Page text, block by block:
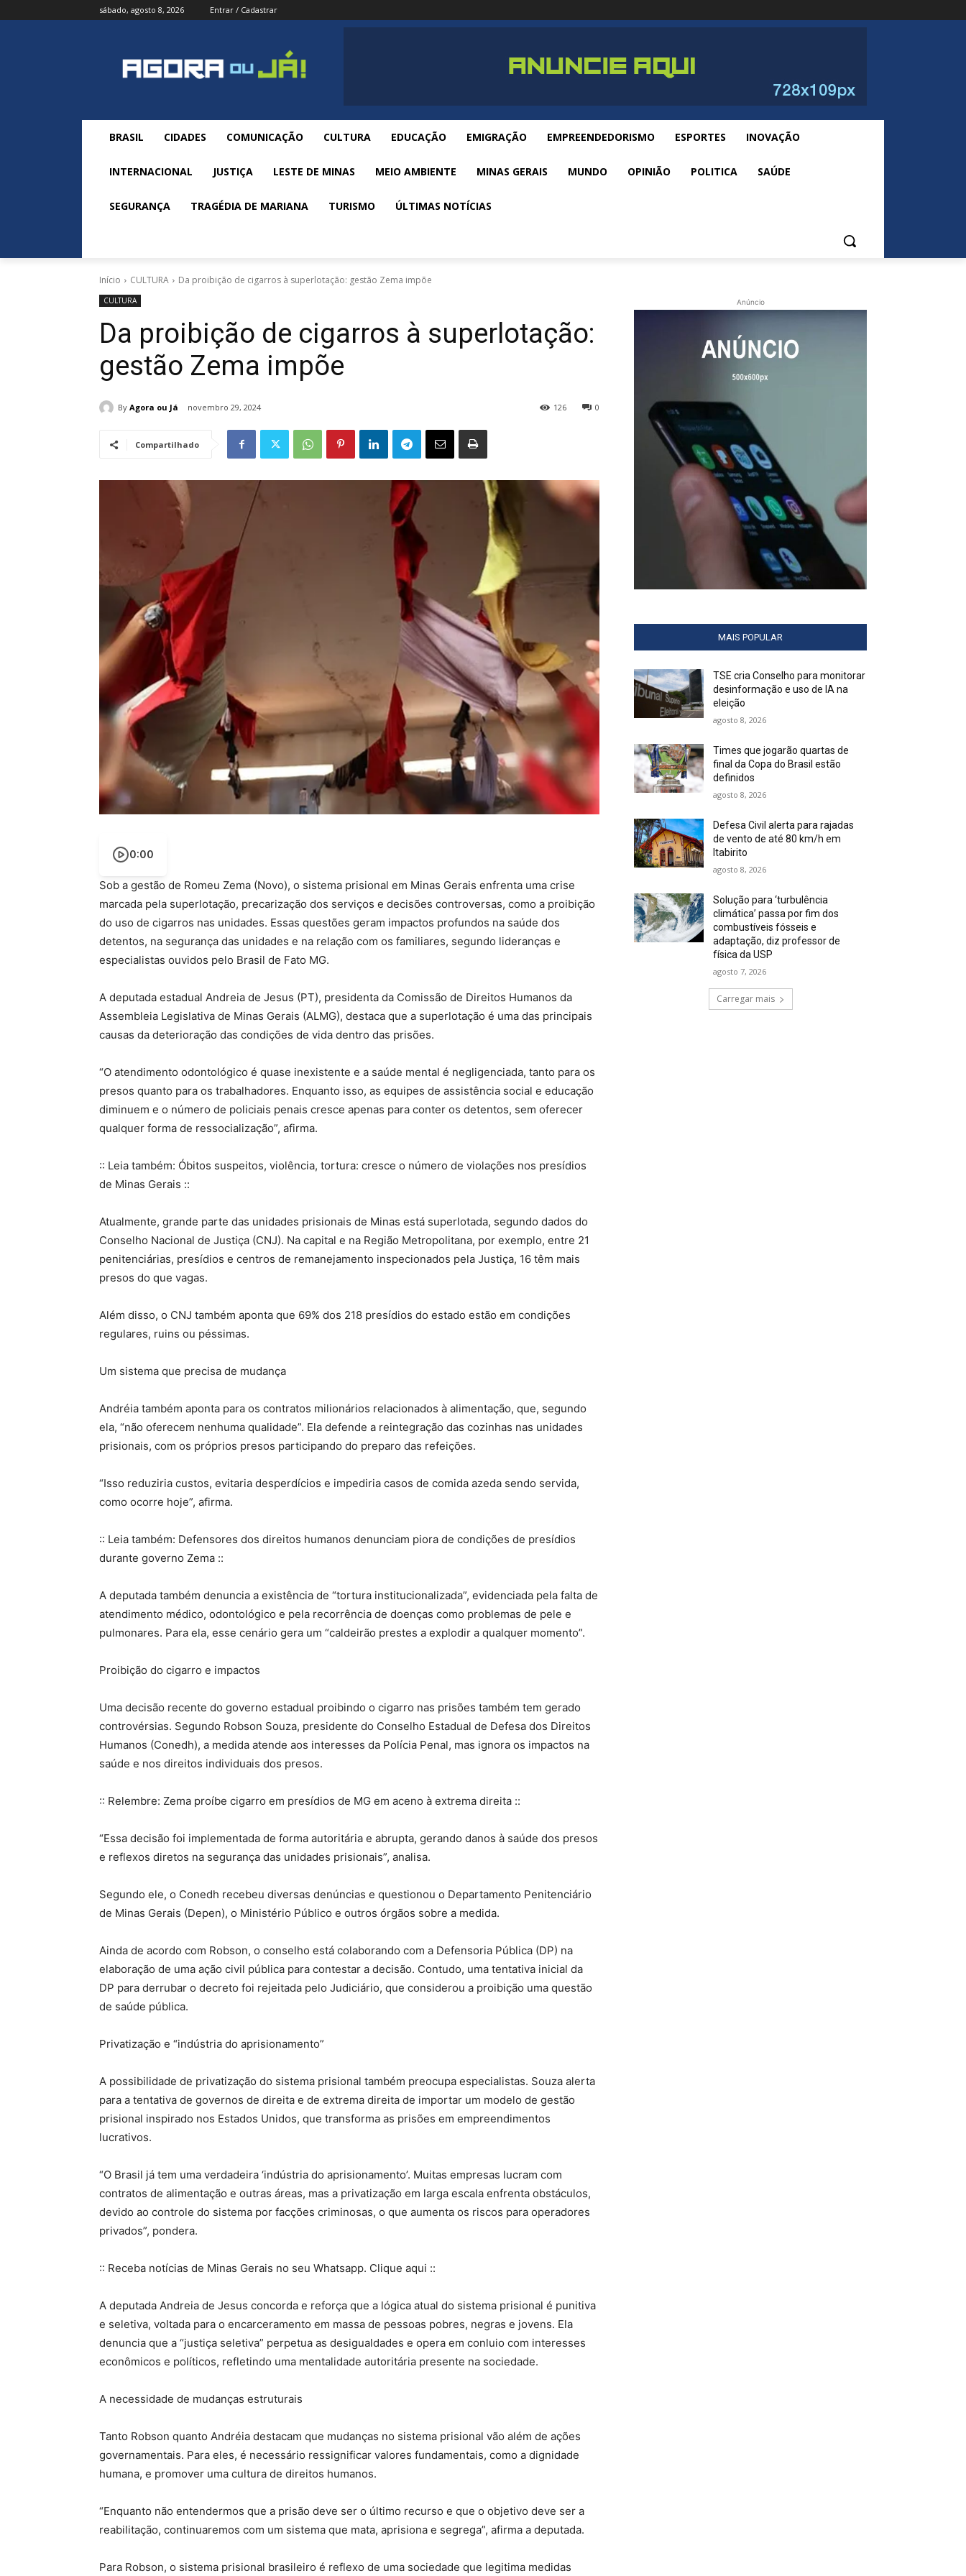
sábado, agosto 8, 2026 Entrar / Cadastrar
BRASIL CIDADES COMUNICAÇÃO CULTURA EDUCAÇÃO EMIGRAÇÃO EMPREENDEDORISMO ESPORTES INOVAÇÃO
INTERNACIONAL JUSTIÇA LESTE DE MINAS MEIO AMBIENTE MINAS GERAIS MUNDO OPINIÃO POLITICA SAÚDE
SEGURANÇA TRAGÉDIA DE MARIANA TURISMO ÚLTIMAS NOTÍCIAS
Início CULTURA Da proibição de cigarros à superlotação: gestão Zema impõe
CULTURA
Da proibição de cigarros à superlotação:
gestão Zema impõe
By Agora ou Já novembro 29, 2024 0
126
Compartilhado
0:00
Sob a gestão de Romeu Zema (Novo), o sistema prisional em Minas Gerais enfrenta uma crise
marcada pela superlotação, precarização dos serviços e decisões controversas, como a proibição
do uso de cigarros nas unidades. Essas questões geram impactos profundos na saúde dos
detentos, na segurança das unidades e na relação com os familiares, segundo lideranças e
especialistas ouvidos pelo Brasil de Fato MG.
A deputada estadual Andreia de Jesus (PT), presidenta da Comissão de Direitos Humanos da
Assembleia Legislativa de Minas Gerais (ALMG), destaca que a superlotação é uma das principais
causas da deterioração das condições de vida dentro das prisões.
“O atendimento odontológico é quase inexistente e a saúde mental é negligenciada, tanto para os
presos quanto para os trabalhadores. Enquanto isso, as equipes de assistência social e educação
diminuem e o número de policiais penais cresce apenas para conter os detentos, sem oferecer
qualquer forma de ressocialização”, afirma.
:: Leia também: Óbitos suspeitos, violência, tortura: cresce o número de violações nos presídios
de Minas Gerais ::
Atualmente, grande parte das unidades prisionais de Minas está superlotada, segundo dados do
Conselho Nacional de Justiça (CNJ). Na capital e na Região Metropolitana, por exemplo, entre 21
penitenciárias, presídios e centros de remanejamento inspecionados pela Justiça, 16 têm mais
presos do que vagas.
Além disso, o CNJ também aponta que 69% dos 218 presídios do estado estão em condições
regulares, ruins ou péssimas.
Um sistema que precisa de mudança
Andréia também aponta para os contratos milionários relacionados à alimentação, que, segundo
ela, “não oferecem nenhuma qualidade”. Ela defende a reintegração das cozinhas nas unidades
prisionais, com os próprios presos participando do preparo das refeições.
“Isso reduziria custos, evitaria desperdícios e impediria casos de comida azeda sendo servida,
como ocorre hoje”, afirma.
:: Leia também: Defensores dos direitos humanos denunciam piora de condições de presídios
durante governo Zema ::
A deputada também denuncia a existência de “tortura institucionalizada”, evidenciada pela falta de
atendimento médico, odontológico e pela recorrência de doenças como problemas de pele e
pulmonares. Para ela, esse cenário gera um “caldeirão prestes a explodir a qualquer momento”.
Proibição do cigarro e impactos
Uma decisão recente do governo estadual proibindo o cigarro nas prisões também tem gerado
controvérsias. Segundo Robson Souza, presidente do Conselho Estadual de Defesa dos Direitos
Humanos (Conedh), a medida atende aos interesses da Polícia Penal, mas ignora os impactos na
saúde e nos direitos individuais dos presos.
:: Relembre: Zema proíbe cigarro em presídios de MG em aceno à extrema direita ::
“Essa decisão foi implementada de forma autoritária e abrupta, gerando danos à saúde dos presos
e reflexos diretos na segurança das unidades prisionais”, analisa.
Segundo ele, o Conedh recebeu diversas denúncias e questionou o Departamento Penitenciário
de Minas Gerais (Depen), o Ministério Público e outros órgãos sobre a medida.
Ainda de acordo com Robson, o conselho está colaborando com a Defensoria Pública (DP) na
elaboração de uma ação civil pública para contestar a decisão. Contudo, uma tentativa inicial da
DP para derrubar o decreto foi rejeitada pelo Judiciário, que considerou a proibição uma questão
de saúde pública.
Privatização e “indústria do aprisionamento”
A possibilidade de privatização do sistema prisional também preocupa especialistas. Souza alerta
para a tentativa de governos de direita e de extrema direita de importar um modelo de gestão
prisional inspirado nos Estados Unidos, que transforma as prisões em empreendimentos
lucrativos.
“O Brasil já tem uma verdadeira ‘indústria do aprisionamento’. Muitas empresas lucram com
contratos de alimentação e outras áreas, mas a privatização em larga escala enfrenta obstáculos,
devido ao controle do sistema por facções criminosas, o que aumenta os riscos para operadores
privados”, pondera.
:: Receba notícias de Minas Gerais no seu Whatsapp. Clique aqui ::
A deputada Andreia de Jesus concorda e reforça que a lógica atual do sistema prisional é punitiva
e seletiva, voltada para o encarceramento em massa de pessoas pobres, negras e jovens. Ela
denuncia que a “justiça seletiva” perpetua as desigualdades e opera em conluio com interesses
econômicos e políticos, refletindo uma mentalidade autoritária presente na sociedade.
A necessidade de mudanças estruturais
Tanto Robson quanto Andréia destacam que mudanças no sistema prisional vão além de ações
governamentais. Para eles, é necessário ressignificar valores fundamentais, como a dignidade
humana, e promover uma cultura de direitos humanos.
“Enquanto não entendermos que a prisão deve ser o último recurso e que o objetivo deve ser a
reabilitação, continuaremos com um sistema que mata, aprisiona e segrega”, afirma a deputada.
Para Robson, o sistema prisional brasileiro é reflexo de uma sociedade que legitima medidas
Anúncio
MAIS POPULAR
TSE cria Conselho para monitorar
desinformação e uso de IA na
eleição
agosto 8, 2026
Times que jogarão quartas de
final da Copa do Brasil estão
definidos
agosto 8, 2026
Defesa Civil alerta para rajadas
de vento de até 80 km/h em
Itabirito
agosto 8, 2026
Solução para ‘turbulência
climática’ passa por fim dos
combustíveis fósseis e
adaptação, diz professor de
física da USP
agosto 7, 2026
Carregar mais